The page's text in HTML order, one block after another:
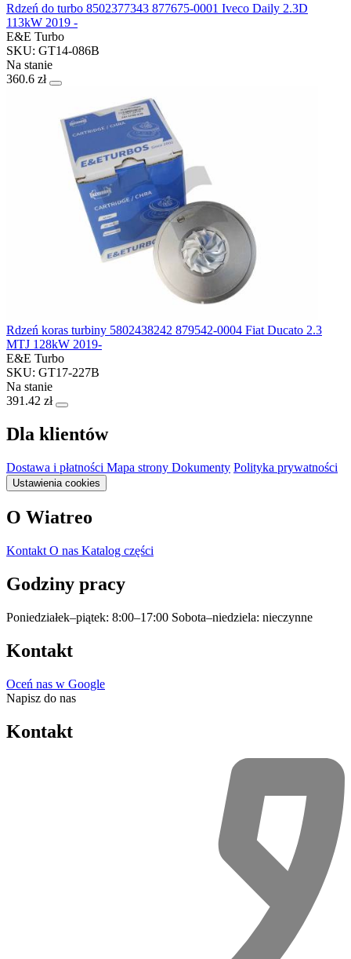
Rdzeń do turbo 8502377343 877675-0001 Iveco Daily 2.3D
113kW 2019 -
E&E Turbo
SKU: GT14-086B
Na stanie
360.6 zł
Rdzeń koras turbiny 5802438242 879542-0004 Fiat Ducato 2.3
MTJ 128kW 2019-
E&E Turbo
SKU: GT17-227B
Na stanie
391.42 zł
Dla klientów
Dostawa i płatności Mapa strony Dokumenty Polityka prywatności
Ustawienia cookies
O Wiatreo
Kontakt O nas Katalog części
Godziny pracy
Poniedziałek–piątek: 8:00–17:00 Sobota–niedziela: nieczynne
Kontakt
Oceń nas w Google
Napisz do nas
Kontakt